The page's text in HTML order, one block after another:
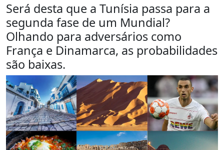
Será desta que a Tunísia passa para a
segunda fase de um Mundial?
Olhando para adversários como
França e Dinamarca, as probabilidades
são baixas.